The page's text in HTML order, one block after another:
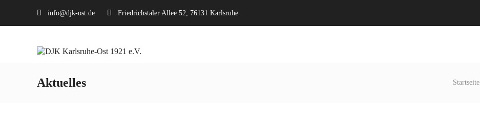
info@djk-ost.de Friedrichstaler Allee 52, 76131 Karlsruhe
Aktuelles Startseite